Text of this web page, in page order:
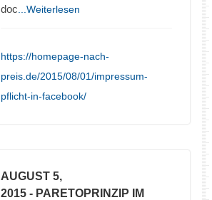
doc ...Weiterlesen
https://homepage-nach-
preis.de/2015/08/01/impressum-
pflicht-in-facebook/
AUGUST 5,
2015 - PARETOPRINZIP IM